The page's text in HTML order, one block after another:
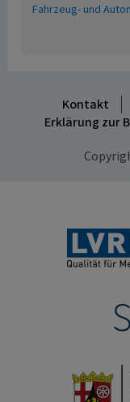
Fahrzeug- und
Kontakt
Erklärung zur